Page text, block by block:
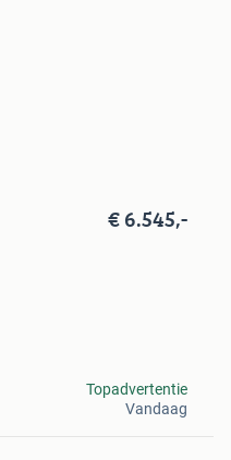
€ 6.545,-
Topadvertentie
Vandaag